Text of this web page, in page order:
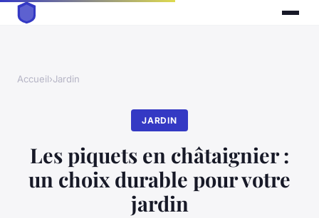
Accueil›Jardin
JARDIN
Les piquets en châtaignier :
un choix durable pour votre
jardin